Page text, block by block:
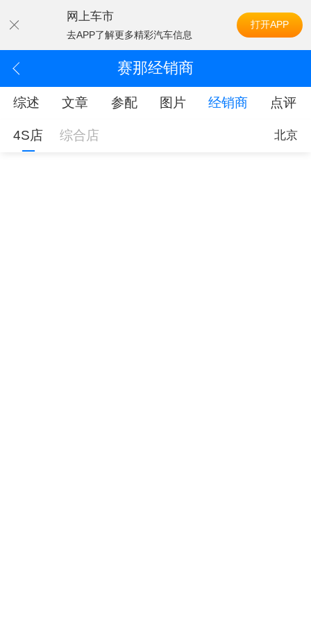
网上车市
去APP了解更多精彩汽车信息
打开APP
赛那经销商
综述 文章 参配 图片 经销商 点评
4S店 综合店 北京